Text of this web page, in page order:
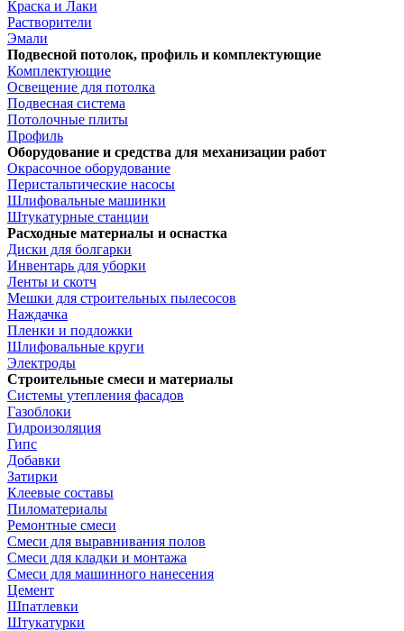
Краска и Лаки
Растворители
Эмали
Подвесной потолок, профиль и комплектующие
Комплектующие
Освещение для потолка
Подвесная система
Потолочные плиты
Профиль
Оборудование и средства для механизации работ
Окрасочное оборудование
Перистальтические насосы
Шлифовальные машинки
Штукатурные станции
Расходные материалы и оснастка
Диски для болгарки
Инвентарь для уборки
Ленты и скотч
Мешки для строительных пылесосов
Наждачка
Пленки и подложки
Шлифовальные круги
Электроды
Строительные смеси и материалы
Системы утепления фасадов
Газоблоки
Гидроизоляция
Гипс
Добавки
Затирки
Клеевые составы
Пиломатериалы
Ремонтные смеси
Смеси для выравнивания полов
Смеси для кладки и монтажа
Смеси для машинного нанесения
Цемент
Шпатлевки
Штукатурки